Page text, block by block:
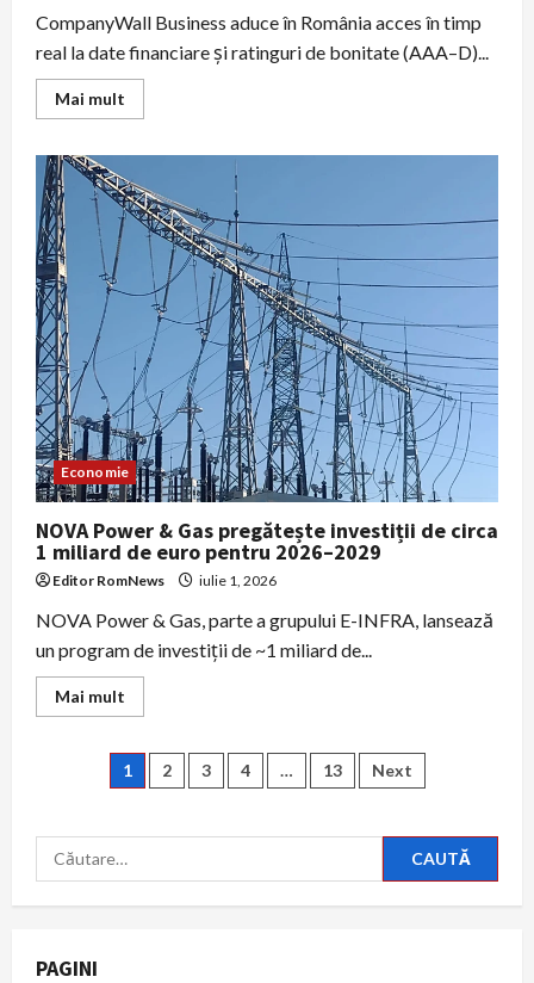
CompanyWall Business aduce în România acces în timp
real la date financiare și ratinguri de bonitate (AAA–D)...
Mai mult
more
Business
devine
instrument
esențial
pentru
companiile
România
Economie
NOVA Power & Gas pregătește investiții de circa
1 miliard de euro pentru 2026–2029
Editor RomNews iulie 1, 2026
NOVA Power & Gas, parte a grupului E-INFRA, lansează
un program de investiţii de ~1 miliard de...
Mai mult
more
Power
&
Gas
circa
1
de
Paginație
articole
1 2 3 4 … 13 Next
Caută
după:
PAGINI